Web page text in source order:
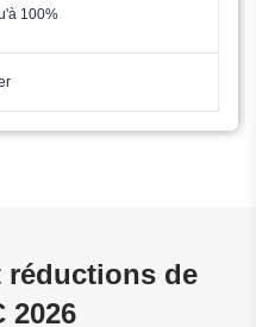
100%
réductions de
2026